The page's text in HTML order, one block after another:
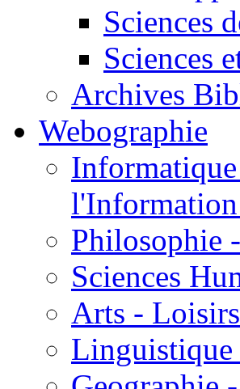
Sciences
Sciences
Archives
Webographie
Informatique
Philosophie
Sciences
Arts -